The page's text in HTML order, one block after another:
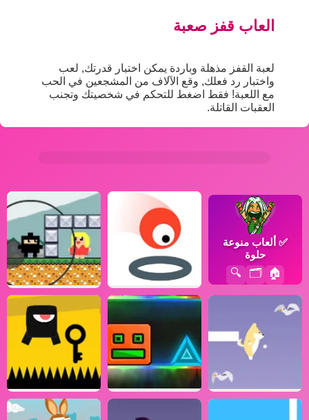
العاب قفز صعبة
لعبة القفز مذهلة وباردة يمكن اختبار قدرتك, لعب
واختبار رد فعلك, وقع الآلاف من المشجعين في الحب
مع اللعبة! فقط اضغط للتحكم في شخصيتك وتجنب
العقبات القاتلة.
✅ ألعاب منوعة
حلوة
🏠
🗂️
🔍